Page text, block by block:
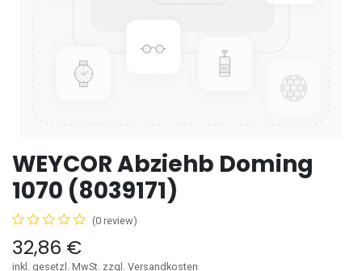
WEYCOR Abziehb Doming
1070 (8039171)
(0 review)
32,86 €
inkl. gesetzl. MwSt. zzgl. Versandkosten